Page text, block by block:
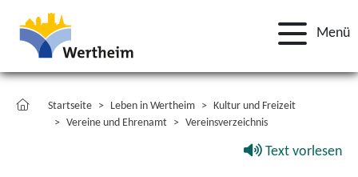
Menü
Startseite Leben in Wertheim
Kultur und Freizeit
Vereine und Ehrenamt
Vereinsverzeichnis
Text vorlesen